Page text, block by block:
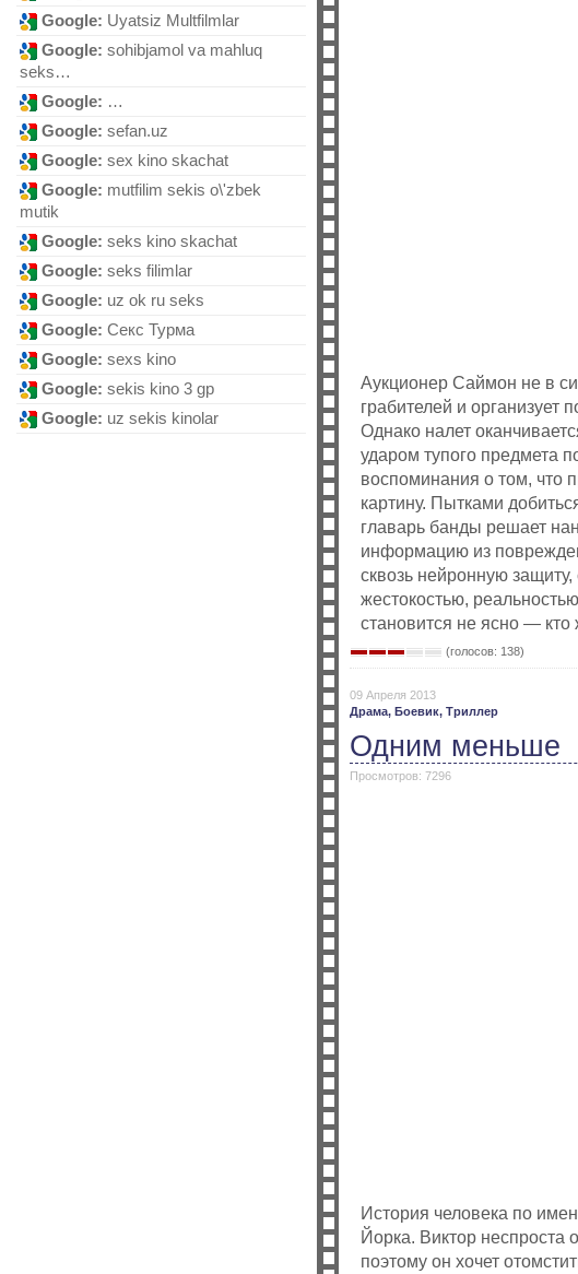
Google: Uyatsiz Multfilmlar
Google: sohibjamol va mahluq
seks…
Google: …
Google: sefan.uz
Google: sex kino skachat
Google: mutfilim sekis o\'zbek
mutik
Google: seks kino skachat
Google: seks filimlar
Google: uz ok ru seks
Google: Секс Турма
Google: sexs kino
Google: sekis kino 3 gp
Google: uz sekis kinolar
Аукционер Саймон не в
грабителей и
Однако налет
ударом тупого предмета
воспоминания о том, что
картину. Пытками
главарь банды решает
информацию из
сквозь нейронную
жестокостью,
становится не ясно — кто
(голосов: 138)
09 Апреля 2013
Драма, Боевик, Триллер
Одним меньше
Просмотров: 7296
История человека по
Йорка. Виктор неспроста
поэтому он хочет